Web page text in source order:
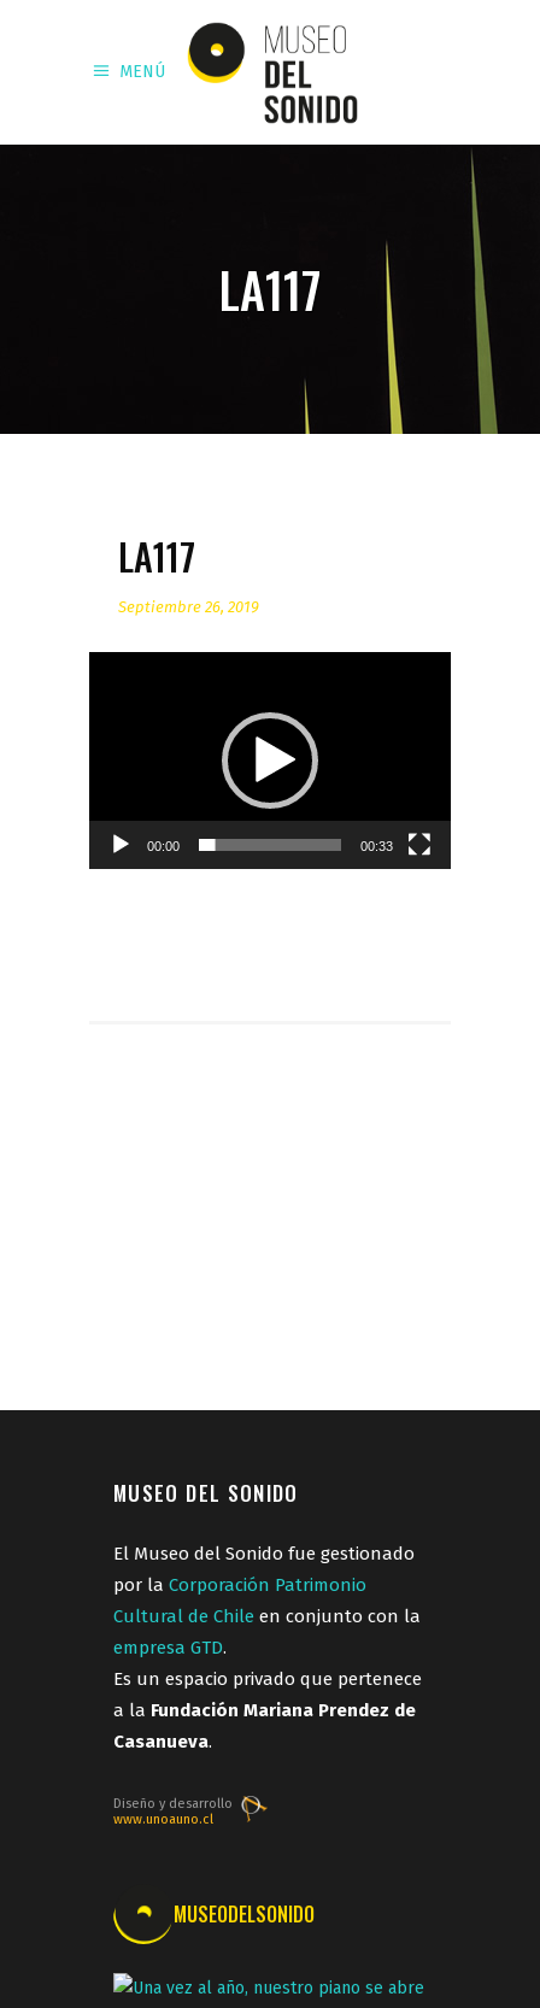
MENÚ
LA117
LA117
Septiembre 26, 2019
00:00 00:33
MUSEO DEL SONIDO
El Museo del Sonido fue gestionado
por la Corporación Patrimonio
Cultural de Chile en conjunto con la
empresa GTD.
Es un espacio privado que pertenece
a la Fundación Mariana Prendez de
Casanueva.
Diseño y desarrollo
www.unoauno.cl
MUSEODELSONIDO